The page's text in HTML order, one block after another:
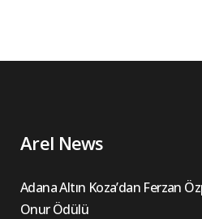
Arel News
Adana Altın Koza’dan Ferzan
Onur Ödülü